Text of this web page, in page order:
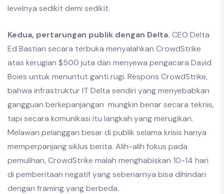
levelnya sedikit demi sedikit.
Kedua, pertarungan publik dengan Delta. CEO Delta
Ed Bastian secara terbuka menyalahkan CrowdStrike
atas kerugian $500 juta dan menyewa pengacara David
Boies untuk menuntut ganti rugi. Respons CrowdStrike,
bahwa infrastruktur IT Delta sendiri yang menyebabkan
gangguan berkepanjangan mungkin benar secara teknis,
tapi secara komunikasi itu langkah yang merugikan.
Melawan pelanggan besar di publik selama krisis hanya
memperpanjang siklus berita. Alih-alih fokus pada
pemulihan, CrowdStrike malah menghabiskan 10-14 hari
di pemberitaan negatif yang sebenarnya bisa dihindari
dengan framing yang berbeda.